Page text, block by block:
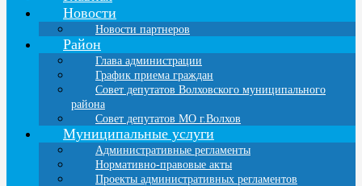
Новости
Новости партнеров
Район
Глава администрации
График приема граждан
Совет депутатов Волховского муниципального
района
Совет депутатов МО г.Волхов
Муниципальные услуги
Административные регламенты
Нормативно-правовые акты
Проекты административных регламентов